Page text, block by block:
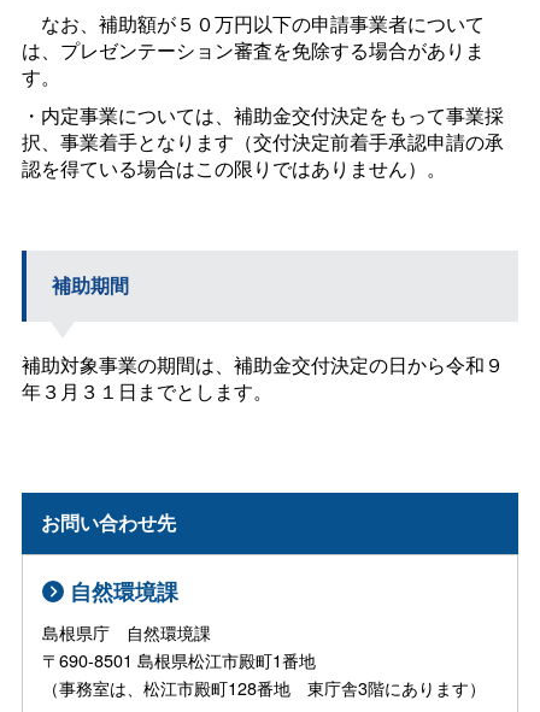
なお、補助額が５０万円以下の申請事業者について
は、プレゼンテーション審査を免除する場合がありま
す。
・内定事業については、補助金交付決定をもって事業採
択、事業着手となります（交付決定前着手承認申請の承
認を得ている場合はこの限りではありません）。
補助期間
補助対象事業の期間は、補助金交付決定の日から令和９
年３月３１日までとします。
お問い合わせ先
自然環境課
島根県庁 自然環境課
〒690-8501 島根県松江市殿町1番地
（事務室は、松江市殿町128番地 東庁舎3階にあります）